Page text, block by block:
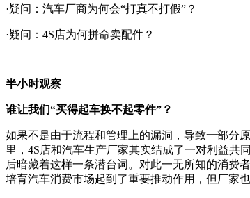
·疑问：汽车厂商为何会“打真不打假”？
·疑问：4S店为何拼命卖配件？
半小时观察
谁让我们“买得起车换不起零件”？
如果不是由于流程和管理上的漏洞，导致一部分
里，4S店和汽车生产厂家其实结成了一对利益共
后暗藏着这样一条潜台词。对此一无所知的消费
培育汽车消费市场起到了重要推动作用，但厂家